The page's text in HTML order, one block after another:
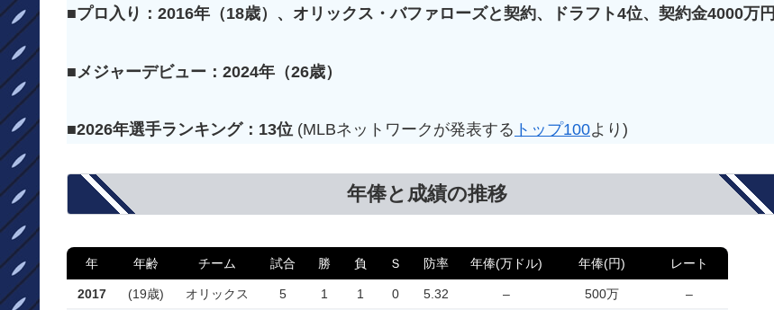
■プロ入り：2016年（18歳）、オリックス・バファローズと契約、ドラフト4位、契約金4000万円
■メジャーデビュー：2024年（26歳）
■2026年選手ランキング：13位 (MLBネットワークが発表する トップ100より)
年俸と成績の推移
年 年齢 チーム 試合 勝 負 Ｓ 防率 年俸(万ドル) 年俸(円) レート
2017 (19歳) オリックス 5 1 1 0 5.32 – 500万 –